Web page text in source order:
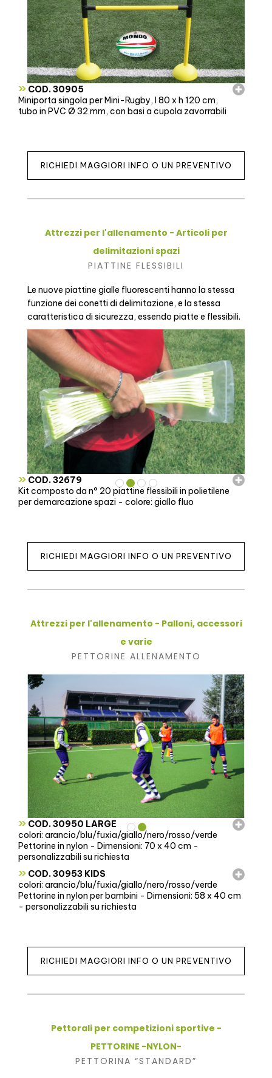
» COD. 30905
Miniporta singola per Mini-Rugby, l 80 x h 120 cm,
tubo in PVC Ø 32 mm, con basi a cupola zavorrabili
RICHIEDI MAGGIORI INFO O UN PREVENTIVO
Attrezzi per l'allenamento - Articoli per
delimitazioni spazi
PIATTINE FLESSIBILI
Le nuove piattine gialle fluorescenti hanno la stessa
funzione dei conetti di delimitazione, e la stessa
caratteristica di sicurezza, essendo piatte e flessibili.
» COD. 32679
Kit composto da n° 20 piattine flessibili in polietilene
per demarcazione spazi - colore: giallo fluo
RICHIEDI MAGGIORI INFO O UN PREVENTIVO
Attrezzi per l'allenamento - Palloni, accessori
e varie
PETTORINE ALLENAMENTO
» COD. 30950 LARGE
colori: arancio/blu/fuxia/giallo/nero/rosso/verde
Pettorine in nylon - Dimensioni: 70 x 40 cm -
personalizzabili su richiesta
» COD. 30953 KIDS
colori: arancio/blu/fuxia/giallo/nero/rosso/verde
Pettorine in nylon per bambini - Dimensioni: 58 x 40 cm
- personalizzabili su richiesta
RICHIEDI MAGGIORI INFO O UN PREVENTIVO
Pettorali per competizioni sportive -
PETTORINE -NYLON-
PETTORINA “STANDARD”